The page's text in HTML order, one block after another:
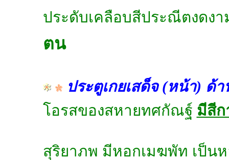
ประดับเคลือบสีประณีตงดง
ตน
ประตูเกยเสด็จ (หน้า) ด้
โอรสของสหายทศกัณฐ์ มีสีก
สุริยาภพ มีหอกเมฆพัท เป็น